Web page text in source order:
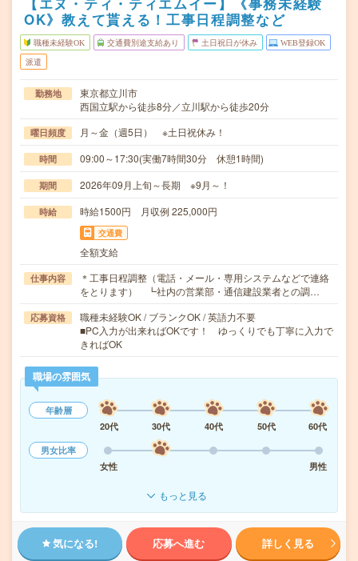
OK》教えて貰える！工事日程調整など
職種未経験OK 交通費別途支給あり 土日祝日が休み WEB登録OK
派遣
勤務地
東京都立川市
西国立駅から徒歩8分／立川駅から徒歩20分
曜日頻度 月～金（週5日） ※土日祝休み！
時間 09:00～17:30(実働7時間30分 休憩1時間)
期間 2026年09月上旬～長期 ※9月～！
時給 時給1500円 月収例 225,000円
交通費
全額支給
仕事内容
＊工事日程調整（電話・メール・専用システムなどで連絡
をとります） ┗社内の営業部・通信建設業者との調…
応募資格
職種未経験OK / ブランクOK / 英語力不要
■PC入力が出来ればOKです！ ゆっくりでも丁寧に入力で
きればOK
職場の雰囲気
年齢層
20代
30代 40代 50代
60代
男女比率
女性
男性
もっと見る
気になる! 応募へ進む 詳しく見る